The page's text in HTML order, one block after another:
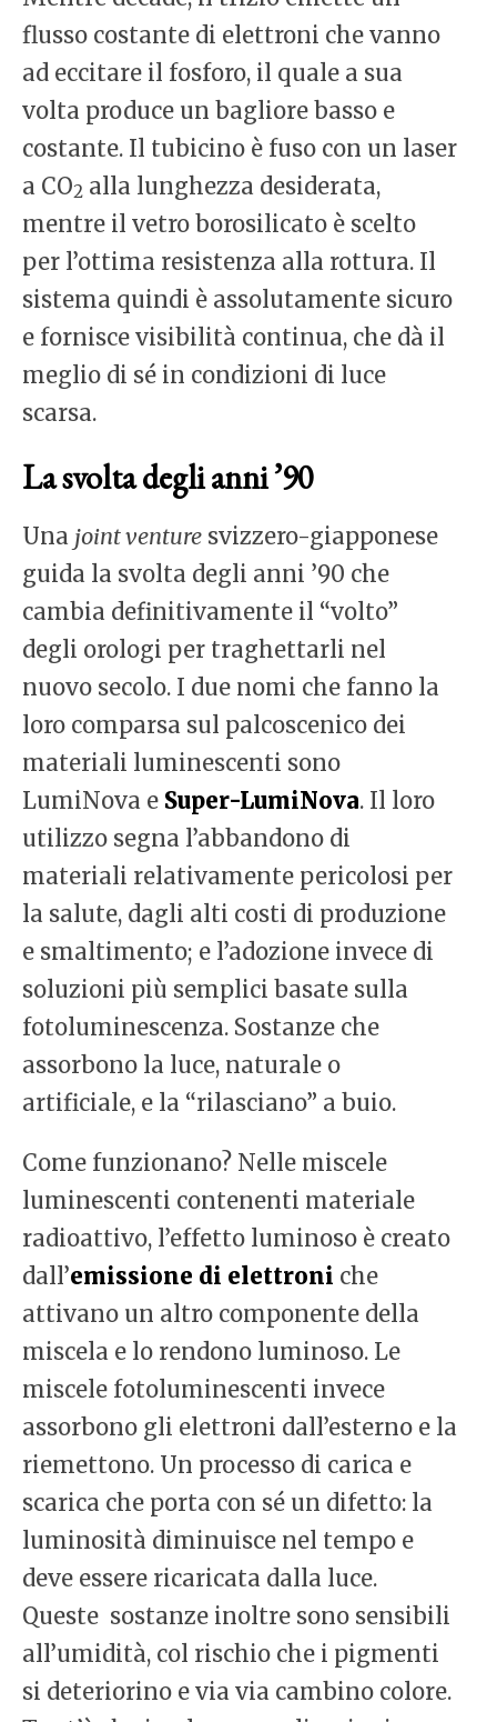
flusso costante di elettroni che vanno
ad eccitare il fosforo, il quale a sua
volta produce un bagliore basso e
costante. Il tubicino è fuso con un laser
a CO2 alla lunghezza desiderata,
mentre il vetro borosilicato è scelto
per l’ottima resistenza alla rottura. Il
sistema quindi è assolutamente sicuro
e fornisce visibilità continua, che dà il
meglio di sé in condizioni di luce
scarsa.
La svolta degli anni ’90
Una joint venture svizzero-giapponese
guida la svolta degli anni ’90 che
cambia definitivamente il “volto”
degli orologi per traghettarli nel
nuovo secolo. I due nomi che fanno la
loro comparsa sul palcoscenico dei
materiali luminescenti sono
LumiNova e Super-LumiNova. Il loro
utilizzo segna l’abbandono di
materiali relativamente pericolosi per
la salute, dagli alti costi di produzione
e smaltimento; e l’adozione invece di
soluzioni più semplici basate sulla
fotoluminescenza. Sostanze che
assorbono la luce, naturale o
artificiale, e la “rilasciano” a buio.
Come funzionano? Nelle miscele
luminescenti contenenti materiale
radioattivo, l’effetto luminoso è creato
dall’emissione di elettroni che
attivano un altro componente della
miscela e lo rendono luminoso. Le
miscele fotoluminescenti invece
assorbono gli elettroni dall’esterno e la
riemettono. Un processo di carica e
scarica che porta con sé un difetto: la
luminosità diminuisce nel tempo e
deve essere ricaricata dalla luce.
Queste sostanze inoltre sono sensibili
all’umidità, col rischio che i pigmenti
si deteriorino e via via cambino colore.